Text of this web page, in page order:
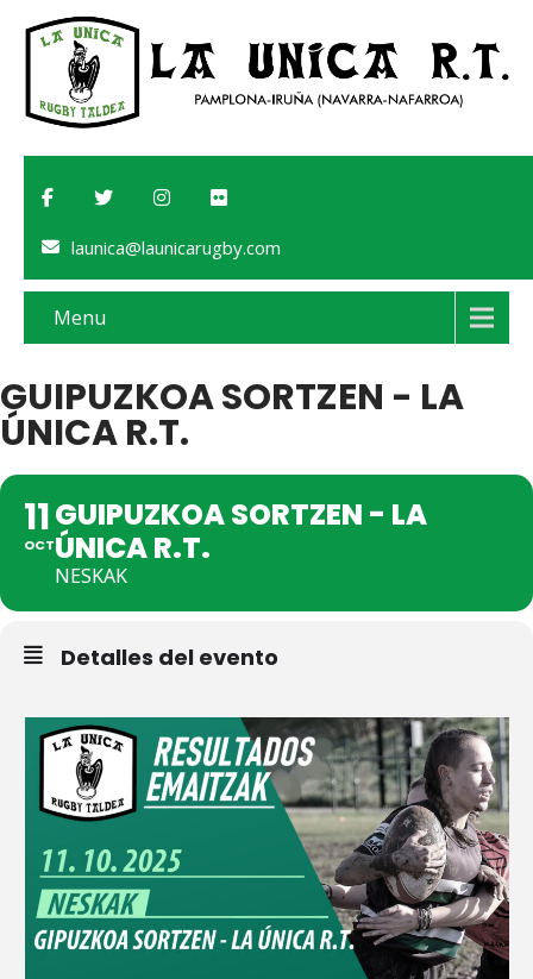
launica@launicarugby.com
Menu
GUIPUZKOA SORTZEN - LA
ÚNICA R.T.
11
OCT
GUIPUZKOA SORTZEN - LA
ÚNICA R.T.
NESKAK
Detalles del evento